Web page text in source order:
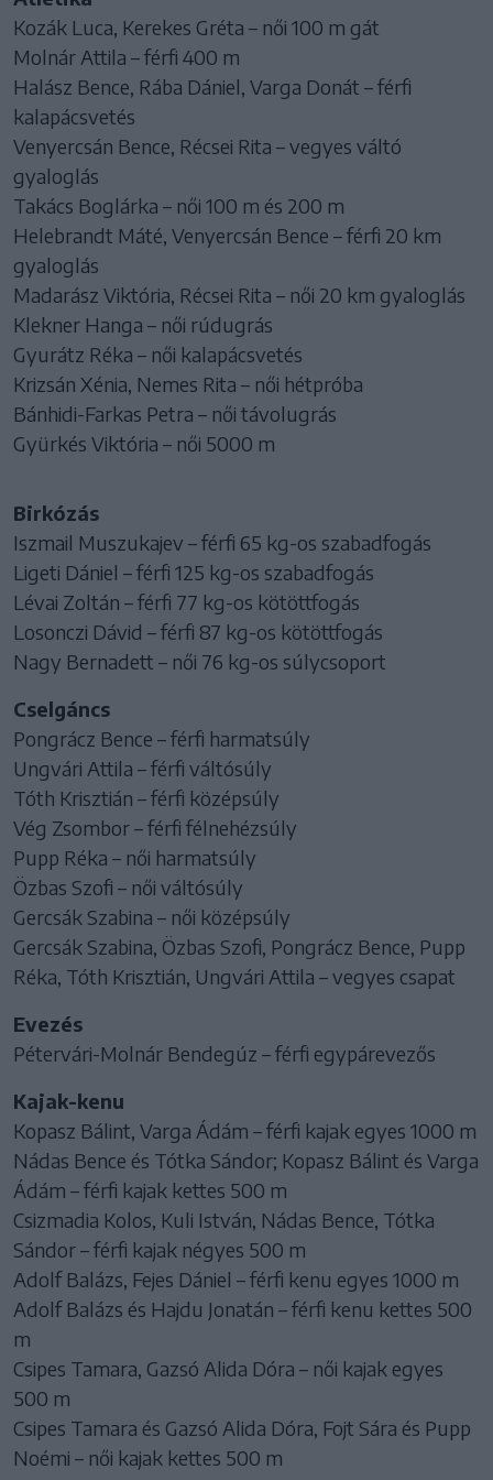
Kozák Luca, Kerekes Gréta – női 100 m gát
Molnár Attila – férfi 400 m
Halász Bence, Rába Dániel, Varga Donát – férfi
kalapácsvetés
Venyercsán Bence, Récsei Rita – vegyes váltó
gyaloglás
Takács Boglárka – női 100 m és 200 m
Helebrandt Máté, Venyercsán Bence – férfi 20 km
gyaloglás
Madarász Viktória, Récsei Rita – női 20 km gyaloglás
Klekner Hanga – női rúdugrás
Gyurátz Réka – női kalapácsvetés
Krizsán Xénia, Nemes Rita – női hétpróba
Bánhidi-Farkas Petra – női távolugrás
Gyürkés Viktória – női 5000 m
Birkózás
Iszmail Muszukajev – férfi 65 kg-os szabadfogás
Ligeti Dániel – férfi 125 kg-os szabadfogás
Lévai Zoltán – férfi 77 kg-os kötöttfogás
Losonczi Dávid – férfi 87 kg-os kötöttfogás
Nagy Bernadett – női 76 kg-os súlycsoport
Cselgáncs
Pongrácz Bence – férfi harmatsúly
Ungvári Attila – férfi váltósúly
Tóth Krisztián – férfi középsúly
Vég Zsombor – férfi félnehézsúly
Pupp Réka – női harmatsúly
Özbas Szofi – női váltósúly
Gercsák Szabina – női középsúly
Gercsák Szabina, Özbas Szofi, Pongrácz Bence, Pupp
Réka, Tóth Krisztián, Ungvári Attila – vegyes csapat
Evezés
Pétervári-Molnár Bendegúz – férfi egypárevezős
Kajak-kenu
Kopasz Bálint, Varga Ádám – férfi kajak egyes 1000 m
Nádas Bence és Tótka Sándor; Kopasz Bálint és Varga
Ádám – férfi kajak kettes 500 m
Csizmadia Kolos, Kuli István, Nádas Bence, Tótka
Sándor – férfi kajak négyes 500 m
Adolf Balázs, Fejes Dániel – férfi kenu egyes 1000 m
Adolf Balázs és Hajdu Jonatán – férfi kenu kettes 500
m
Csipes Tamara, Gazsó Alida Dóra – női kajak egyes
500 m
Csipes Tamara és Gazsó Alida Dóra, Fojt Sára és Pupp
Noémi – női kajak kettes 500 m